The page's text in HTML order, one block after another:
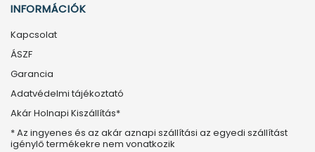
INFORMÁCIÓK
Kapcsolat
ÁSZF
Garancia
Adatvédelmi tájékoztató
Akár Holnapi Kiszállítás*
* Az ingyenes és az akár aznapi szállítási az egyedi szállítást
igénylő termékekre nem vonatkozik